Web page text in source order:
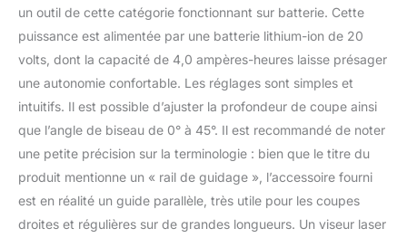
et légère permet une
prise en main confortable
même sur de longues
sessions Accessoires
Complets : Livrée avec 3
lames (TCT 24 dents,
un tube d’aspiration, un
guide parallèle, une clé
hexagonale, un sac à
outils, un chargeur et
un outil de cette catégorie fonctionnant sur batterie. Cette
puissance est alimentée par une batterie lithium-ion de 20
volts, dont la capacité de 4,0 ampères-heures laisse présager
une autonomie confortable. Les réglages sont simples et
intuitifs. Il est possible d’ajuster la profondeur de coupe ainsi
que l’angle de biseau de 0° à 45°. Il est recommandé de noter
une petite précision sur la terminologie : bien que le titre du
produit mentionne un « rail de guidage », l’accessoire fourni
est en réalité un guide parallèle, très utile pour les coupes
droites et régulières sur de grandes longueurs. Un viseur laser